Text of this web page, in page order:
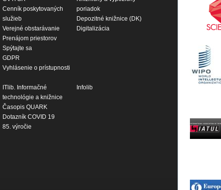
Cenník poskytovaných
služieb
Verejné obstarávanie
Prenájom priestorov
Spýtajte sa
GDPR
Vyhlásenie o prístupnosti
poriadok
Depozitné knižnice (DK)
Digitalizácia
ITlib. Informačné
technológie a knižnice
Časopis QUARK
Dotazník COVID 19
85. výročie
Infolib